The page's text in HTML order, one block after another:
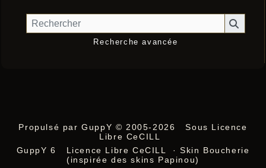
Recherche avancée
Propulsé par GuppY © 2005-2026
Sous Licence
Libre CeCILL
GuppY 6
Licence Libre CeCILL
· Skin Boucherie
(inspirée des skins Papinou)